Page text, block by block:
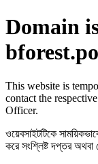
Domain
This website is
contact the
Officer.
ওয়েবসাইটটিকে
করে সংশ্লিষ্ট দপ্তর